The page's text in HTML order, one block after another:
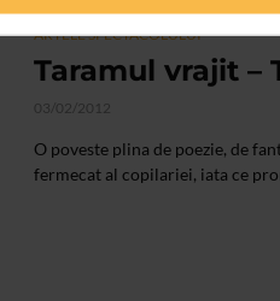
ARTELE SPECTACOLULUI
Taramul vrajit –
03/02/2012
O poveste plina de poezie, de
fermecat al copilariei, iata ce